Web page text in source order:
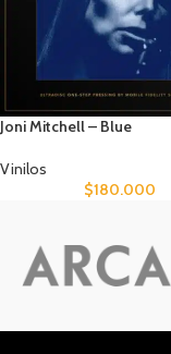
Joni Mitchell – Blue
Vinilos
$180.000